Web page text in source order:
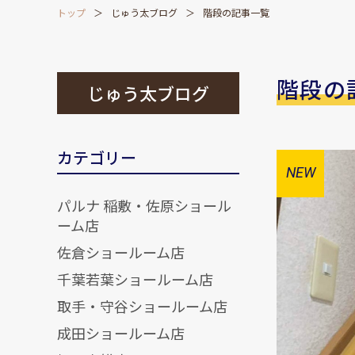
トップ じゅう太ブログ 階段の記事一覧
階段の
じゅう太ブログ
カテゴリー
パルナ 稲敷・佐原ショール
ーム店
佐倉ショールーム店
千葉若葉ショールーム店
取手・守谷ショールーム店
成田ショールーム店